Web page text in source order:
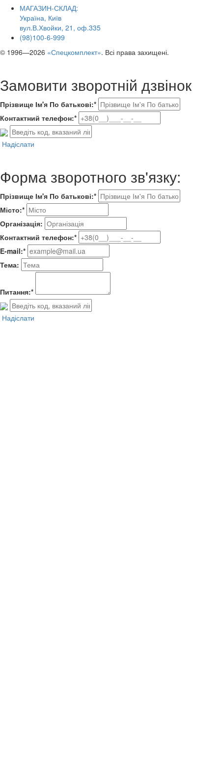
МАГАЗИН-СКЛАД:
Україна, Київ
вул.В.Хвойки, 21, оф.335
(98)100-6-999
© 1996—2026 «Спецкомплект». Всі права захищені.
Замовити зворотній дзвінок
Прізвище Ім'я По батькові:*
Контактний телефон:*
Надіслати
Форма зворотного зв'язку:
Прізвище Ім'я По батькові:*
Місто:*
Організація:
Контактний телефон:*
E-mail:*
Тема:
Питання:*
Надіслати